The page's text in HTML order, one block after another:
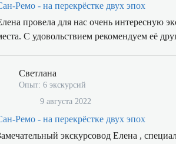
Ремо - на перекрёстке двух эпох
провела для нас очень интересную
С удовольствием рекомендуем её
Светлана
Опыт: 6 экскурсий
9 августа 2022
Ремо - на перекрёстке двух эпох
экскурсовод Елена ,